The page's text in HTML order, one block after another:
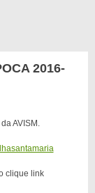
2016-
AVISM.
clique link